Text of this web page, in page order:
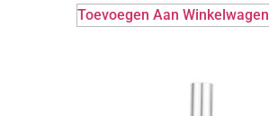
Toevoegen Aan Winkelwagen